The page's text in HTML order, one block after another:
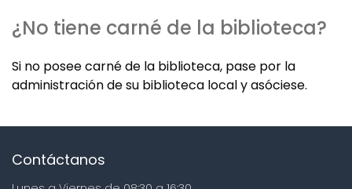
¿No tiene carné de la biblioteca?
Si no posee carné de la biblioteca, pase por la
administración de su biblioteca local y asóciese.
Contáctanos